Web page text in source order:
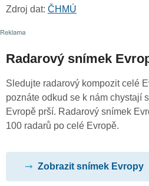
Zdroj dat: ČHMÚ
Radarový snímek
Sledujte radarový kompozit celé
poznáte odkud se k nám chystají
Evropě prší. Radarový snímek
100 radarů po celé Evropě.
Zobrazit snímek Evropy